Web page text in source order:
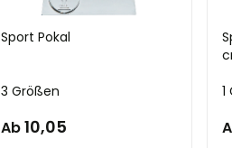
Sport Pokal
3 Größen
Ab10,05